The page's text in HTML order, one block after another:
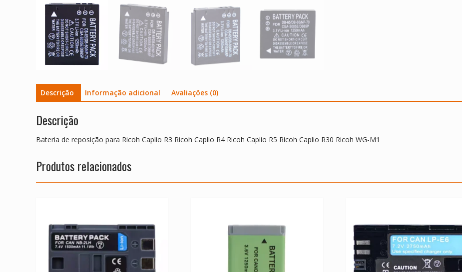
Descrição Informação adicional Avaliações (0)
Descrição
Bateria de reposição para Ricoh Caplio R3 Ricoh Caplio R4 Ricoh Caplio R5 Ricoh Caplio R30 Ricoh WG-M1
Produtos relacionados